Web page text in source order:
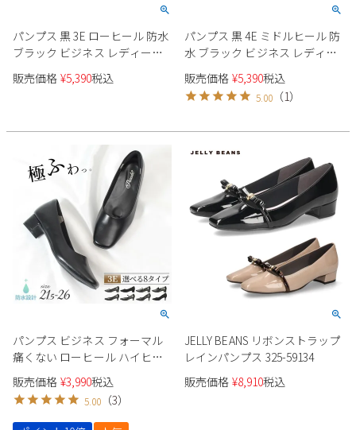
営業日カレンダー
休業日 お問い合わせ窓口休業日
2026 年8月
木 金
9
11
15
16
18 20 21
22
23
24 25 27 28
29
30
31
2026 年9月
日 月 火 金
土
1
13
14 15 17 18
19
27
28
パンプス 黒 3E ローヒール 防水
ブラック ビジネス レディース
ラウンドトゥ ベーシック マジ
カルステップス 35301
販売価格 ¥5,390税込
パンプス 黒 4E ミドルヒール 防
水 ブラック ビジネス レディー
ス スクエアトゥ マジカルステ
ップス 55401 55402 55403
販売価格 ¥5,390税込
5.00 （1）
パンプス ビジネス フォーマル
痛くない ローヒール ハイヒー
ル ストラップ レディース 黒 防
水 3E 靴 スクエアトゥ parade
極ふわっ
販売価格 ¥3,990税込
5.00 （3）
JELLY BEANS リボンストラップ
レインパンプス 325-59134
販売価格 ¥8,910税込